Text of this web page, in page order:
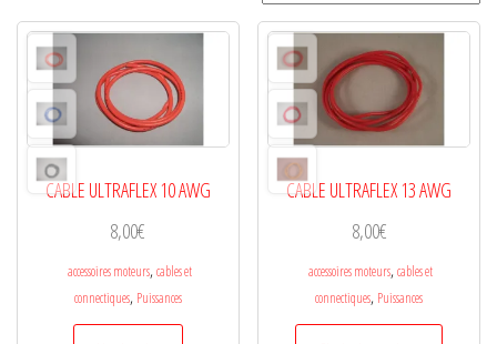
CABLE ULTRAFLEX 10 AWG
8,00€
accessoires moteurs,cables et
connectiques, Puissances
CABLE ULTRAFLEX 13 AWG
8,00€
accessoires moteurs,cables et
connectiques, Puissances
Ce